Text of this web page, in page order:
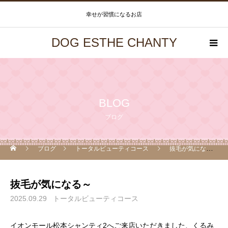
幸せが習慣になるお店
DOG ESTHE CHANTY
BLOG
ブログ
ブログ トータルビューティコース 抜毛が気になる～
抜毛が気になる～
2025.09.29 トータルビューティコース
イオンモール松本シャンティ2へご来店いただきました、くるみ